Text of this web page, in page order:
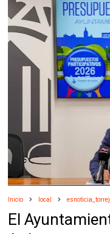
Inicio local
El